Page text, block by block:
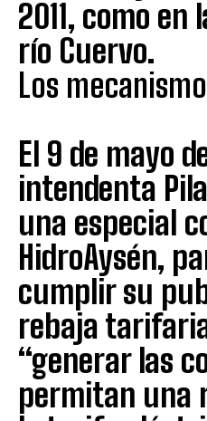
2011, como
río Cuervo.
Los
El 9 de mayo
intendenta
una especial
HidroAysén,
cumplir su
rebaja
“generar las
permitan una